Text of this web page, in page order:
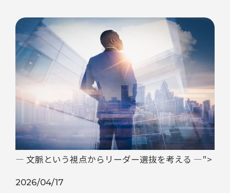
― 文脈という視点からリーダー選抜を考える ―">
2026/04/17